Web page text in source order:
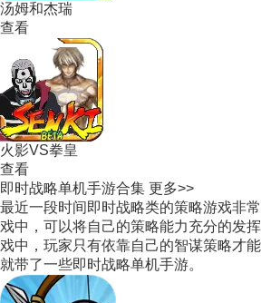
汤姆和杰瑞
查看
火影VS拳皇
查看
即时战略单机手游合集 更多>>
最近一段时间即时战略类的策略游戏非
戏中，可以将自己的策略能力充分的发
戏中，玩家只有依靠自己的智谋策略才
就带了一些即时战略单机手游。